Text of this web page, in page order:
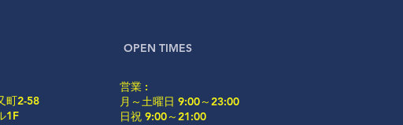
町2-58
1F
OPEN TIMES
営業 :
月～土曜日 9:00～23:00
日祝 9:00～21:00